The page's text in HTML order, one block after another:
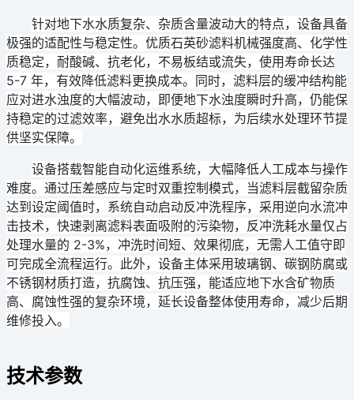
针对地下水水质复杂、杂质含量波动大的特点，设备具备
极强的适配性与稳定性。优质石英砂滤料机械强度高、化学性
质稳定，耐酸碱、抗老化，不易板结或流失，使用寿命长达
5-7 年，有效降低滤料更换成本。同时，滤料层的缓冲结构能
应对进水浊度的大幅波动，即便地下水浊度瞬时升高，仍能保
持稳定的过滤效率，避免出水水质超标，为后续水处理环节提
供坚实保障。
设备搭载智能自动化运维系统，大幅降低人工成本与操作
难度。通过压差感应与定时双重控制模式，当滤料层截留杂质
达到设定阈值时，系统自动启动反冲洗程序，采用逆向水流冲
击技术，快速剥离滤料表面吸附的污染物，反冲洗耗水量仅占
处理水量的 2-3%，冲洗时间短、效果彻底，无需人工值守即
可完成全流程运行。此外，设备主体采用玻璃钢、碳钢防腐或
不锈钢材质打造，抗腐蚀、抗压强，能适应地下水含矿物质
高、腐蚀性强的复杂环境，延长设备整体使用寿命，减少后期
维修投入。
技术参数